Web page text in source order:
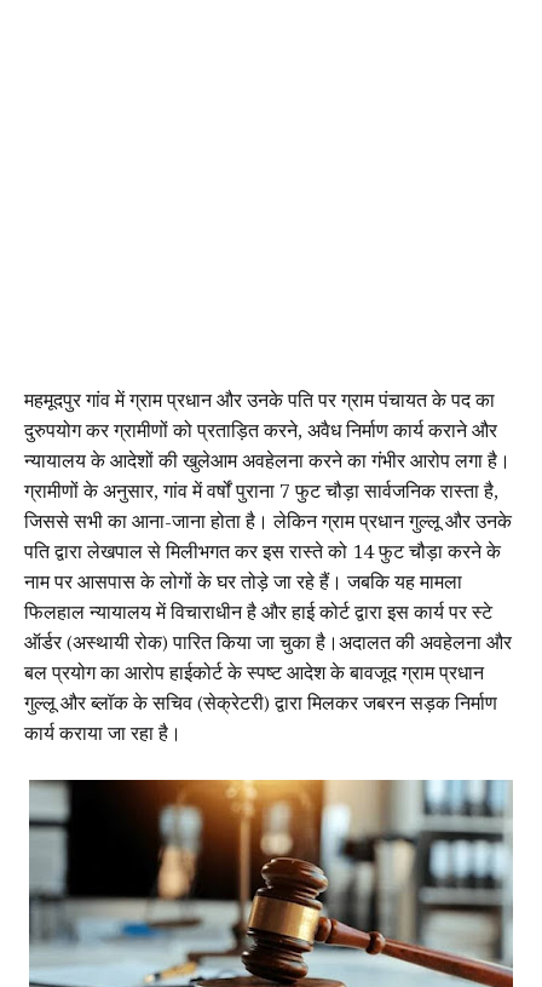
महमूदपुर गांव में ग्राम प्रधान और उनके पति पर ग्राम पंचायत के पद का
दुरुपयोग कर ग्रामीणों को प्रताड़ित करने, अवैध निर्माण कार्य कराने और
न्यायालय के आदेशों की खुलेआम अवहेलना करने का गंभीर आरोप लगा है।
ग्रामीणों के अनुसार, गांव में वर्षों पुराना 7 फुट चौड़ा सार्वजनिक रास्ता है,
जिससे सभी का आना-जाना होता है। लेकिन ग्राम प्रधान गुल्लू और उनके
पति द्वारा लेखपाल से मिलीभगत कर इस रास्ते को 14 फुट चौड़ा करने के
नाम पर आसपास के लोगों के घर तोड़े जा रहे हैं। जबकि यह मामला
फिलहाल न्यायालय में विचाराधीन है और हाई कोर्ट द्वारा इस कार्य पर स्टे
ऑर्डर (अस्थायी रोक) पारित किया जा चुका है।अदालत की अवहेलना और
बल प्रयोग का आरोप हाईकोर्ट के स्पष्ट आदेश के बावजूद ग्राम प्रधान
गुल्लू और ब्लॉक के सचिव (सेक्रेटरी) द्वारा मिलकर जबरन सड़क निर्माण
कार्य कराया जा रहा है।